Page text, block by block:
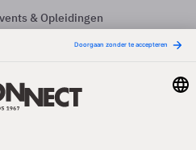
& Opleidingen